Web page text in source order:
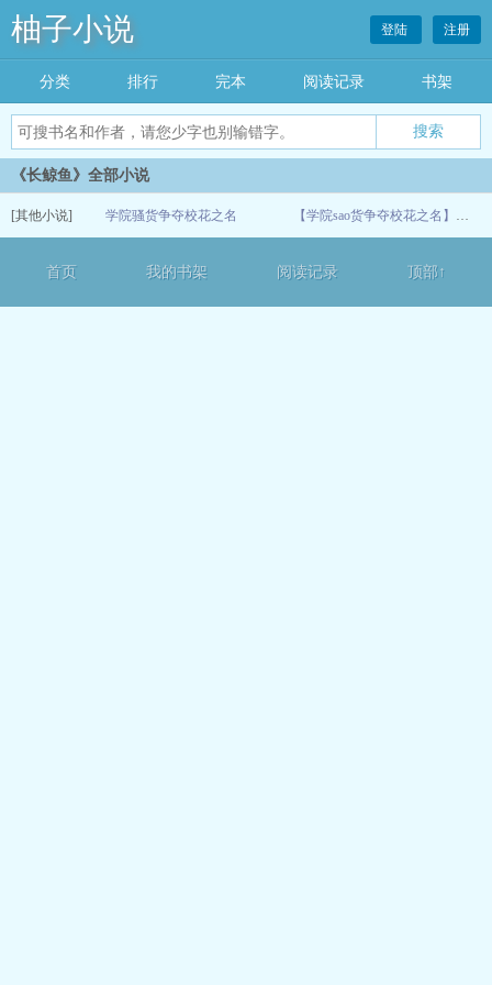
柚子小说 登陆 注册
分类 排行 完本 阅读记录 书架
《长鲸鱼》全部小说
[其他小说] 学院骚货争夺校花之名 【学院sao货争夺校花之名】（1-6）
首页 我的书架 阅读记录 顶部↑